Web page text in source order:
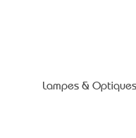
Lampes &